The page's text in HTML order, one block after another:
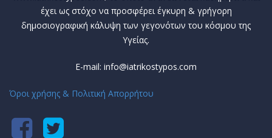
έχει ως στόχο να προσφέρει έγκυρη & γρήγορη
δημοσιογραφική κάλυψη των γεγονότων του κόσμου της
Υγείας.
E-mail: info@iatrikostypos.com
Όροι χρήσης & Πολιτική Απορρήτου